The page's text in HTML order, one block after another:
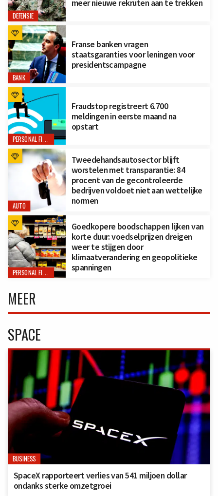
DEFENSIE
meer nieuwe rekruten aan te trekken
BANK
Franse banken vragen
staatsgaranties voor leningen voor
presidentscampagne
PERSONAL FINANCE
Fraudstop registreert 6.700
meldingen in eerste maand na
opstart
AUTO
Tweedehandsautosector blijft
worstelen met transparantie: 84
procent van de gecontroleerde
bedrijven voldoet niet aan wettelijke
normen
PERSONAL FINANCE
Goedkopere boodschappen lijken van
korte duur: voedselprijzen dreigen
weer te stijgen door
klimaatverandering en geopolitieke
spanningen
MEER
SPACE
BUSINESS
SpaceX rapporteert verlies van 541 miljoen dollar
ondanks sterke omzetgroei